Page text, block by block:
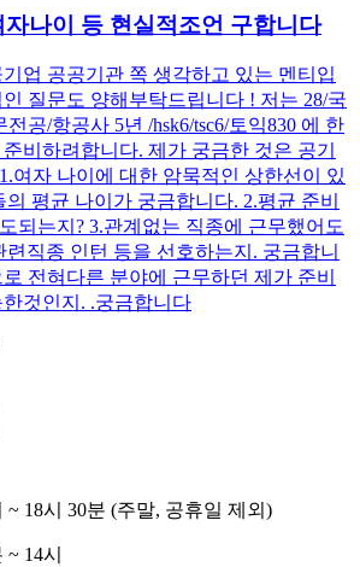
자나이 등 현실적조언 구합니다
업 공공기관 쪽 생각하고 있는 멘티입
질문도 양해부탁드립니다 ! 저는 28/국
전공/항공사 5년 /hsk6/tsc6/토익830 에 한
비하려합니다. 제가 궁금한 것은 공기
여자 나이에 대한 암묵적인 상한선이 있
의 평균 나이가 궁금합니다. 2.평균 준비
되는지? 3.관계없는 직종에 근무했어도
련직종 인턴 등을 선호하는지. 궁금합니
전혀다른 분야에 근무하던 제가 준비
것인지. .궁금합니다
~ 18시 30분 (주말, 공휴일 제외)
14시